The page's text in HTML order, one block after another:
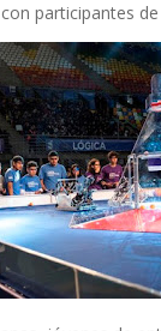
participantes